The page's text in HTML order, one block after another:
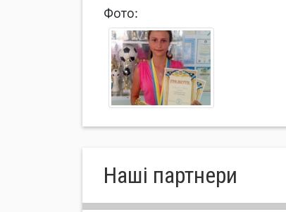
Фото:
Нашi партнери